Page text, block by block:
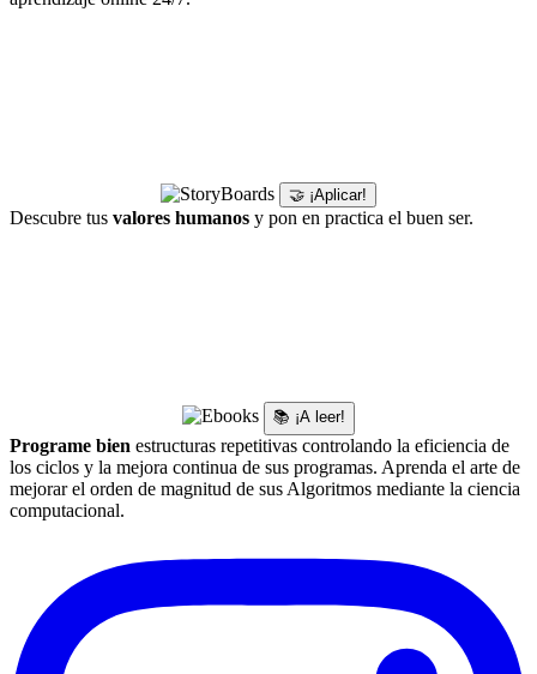
🤝 ¡Aplicar!
Descubre tus valores humanos y pon en practica el buen ser.
📚 ¡A leer!
Programe bien estructuras repetitivas controlando la eficiencia de
los ciclos y la mejora continua de sus programas. Aprenda el arte de
mejorar el orden de magnitud de sus Algoritmos mediante la ciencia
computacional.